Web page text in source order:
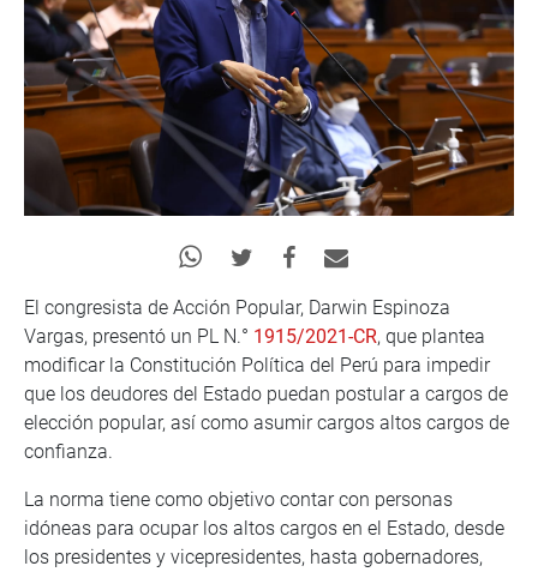
El congresista de Acción Popular, Darwin Espinoza
Vargas, presentó un PL N.° 1915/2021-CR, que plantea
modificar la Constitución Política del Perú para impedir
que los deudores del Estado puedan postular a cargos de
elección popular, así como asumir cargos altos cargos de
confianza.
La norma tiene como objetivo contar con personas
idóneas para ocupar los altos cargos en el Estado, desde
los presidentes y vicepresidentes, hasta gobernadores,